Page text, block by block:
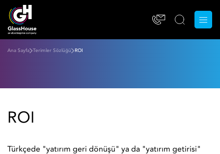
Ana Sayfa Terimler Sözlüğü ROI
ROI
Türkçede "yatırım geri dönüşü" ya da "yatırım getirisi"